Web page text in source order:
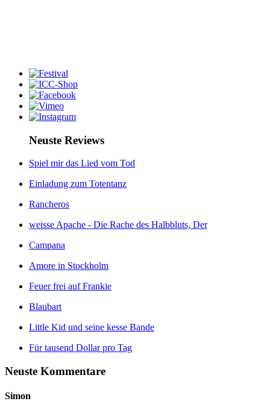
Neuste Reviews
Spiel mir das Lied vom Tod
Einladung zum Totentanz
Rancheros
weisse Apache - Die Rache des Halbbluts, Der
Campana
Amore in Stockholm
Feuer frei auf Frankie
Blaubart
Little Kid und seine kesse Bande
Für tausend Dollar pro Tag
Neuste Kommentare
Simon